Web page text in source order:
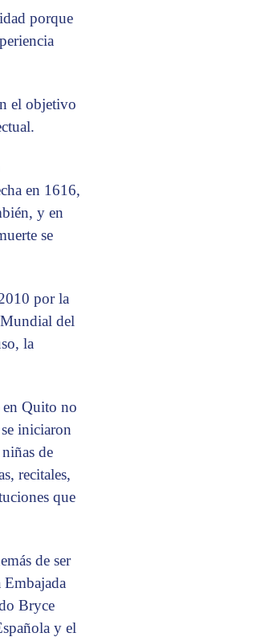
porque
el objetivo
en 1616,
y en
se
por la
del
la
en Quito no
iniciaron
de
recitales,
que
de ser
Bryce
y el